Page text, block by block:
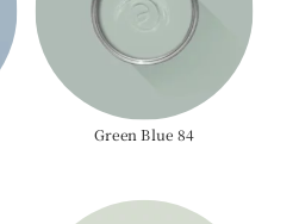
Green Blue 84